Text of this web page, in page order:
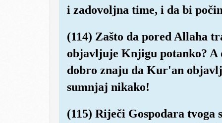
i zadovoljna time, i da bi
(114) Zašto da pored Allaha
objavljuje Knjigu potanko?
dobro znaju da Kur'an
sumnjaj nikako!
(115) Riječi Gospodara